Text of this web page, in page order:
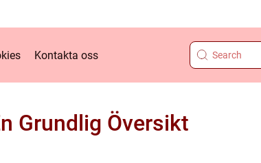
Kontakta oss
Grundlig Översikt